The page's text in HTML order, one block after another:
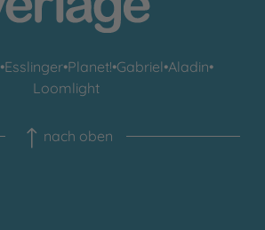
•Esslinger•Planet!•Gabriel•Aladin•
Loomlight
nach oben